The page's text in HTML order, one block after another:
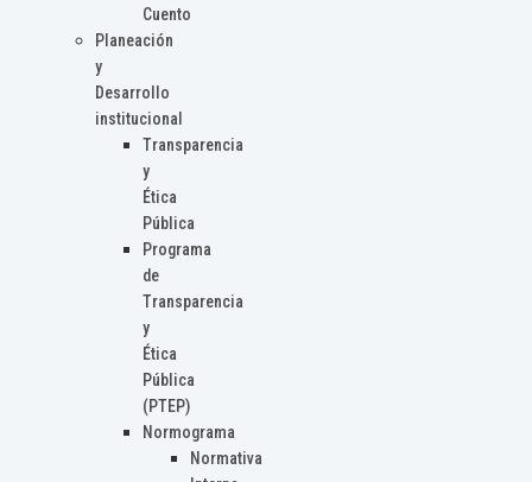
Cuento
Planeación
y
Desarrollo
institucional
Transparencia
y
Ética
Pública
Programa
de
Transparencia
y
Ética
Pública
(PTEP)
Normograma
Normativa